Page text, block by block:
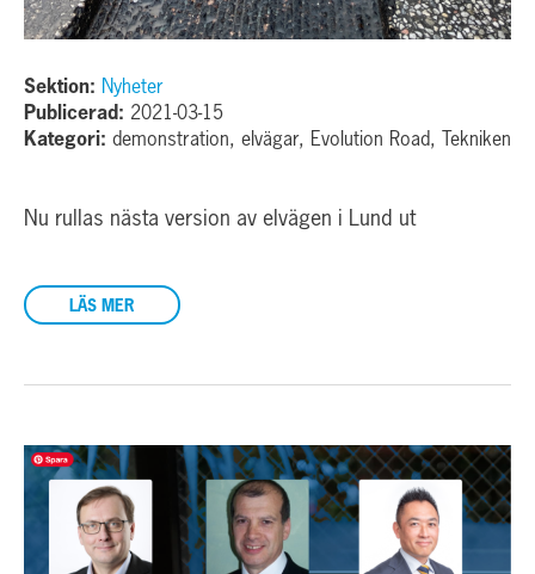
Sektion: Nyheter
Publicerad: 2021-03-15
Kategori: demonstration, elvägar, Evolution Road, Tekniken
Nu rullas nästa version av elvägen i Lund ut
LÄS MER